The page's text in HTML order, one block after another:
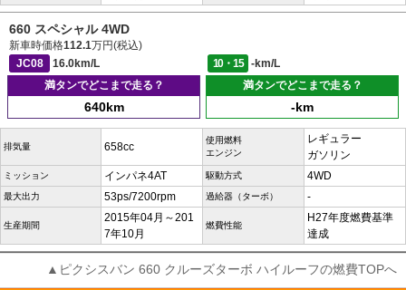
660 スペシャル 4WD
新車時価格112.1万円(税込)
JC08
16.0km/L 10・15
-km/L
満タンでどこまで走る？
640km
満タンでどこまで走る？
-km
排気量 658cc
使用燃料
エンジン
レギュラー
ガソリン
ミッション インパネ4AT 駆動方式 4WD
最大出力 53ps/7200rpm 過給器（ターボ） -
生産期間
2015年04月～201
7年10月
燃費性能
H27年度燃費基準
達成
▲ピクシスバン 660 クルーズターボ ハイルーフの燃費TOPへ